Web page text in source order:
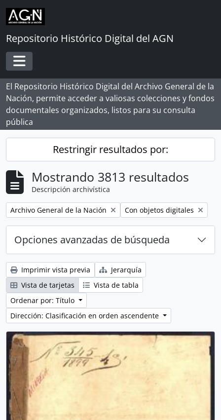
Skip to main content
Repositorio Histórico Digital del AGN
Toggle navigation
El Repositorio Histórico Digital del Archivo General de la
Nación, permite acceder a valiosas colecciones y fondos
documentales organizados, listos para su consulta
pública
Restringir resultados por:
Mostrando 3813 resultados
Descripción archivística
Remove filter:
Archivo General de la Nación Remove filter:
Con objetos digitales
Opciones avanzadas de búsqueda
Imprimir vista previa
Jerarquía
Vista de tarjetas
Vista de tabla
Ordenar por: Título
Dirección: Clasificación en orden ascendente